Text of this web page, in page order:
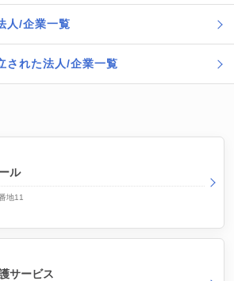
人/企業一覧
された法人/企業一覧
ル
地11
サービス